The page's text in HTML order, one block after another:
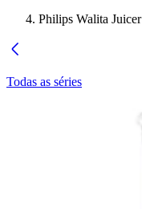
Philips Walita Juicer
Todas as séries